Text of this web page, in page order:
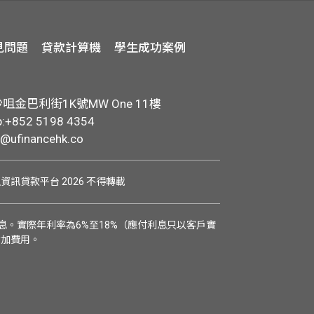
問題 貸款計算機 學生成功案例
金巴利街1K號MW One 11樓
5198 4354
訊貸款平台 2026 不得轉載
實際年利率為6%至18%（應付利息只以客戶實
費用。